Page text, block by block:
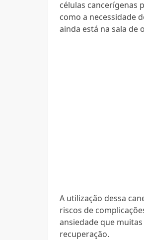
células cancerígenas
como a necessidade
ainda está na sala de
A utilização dessa
riscos de
ansiedade que
recuperação.